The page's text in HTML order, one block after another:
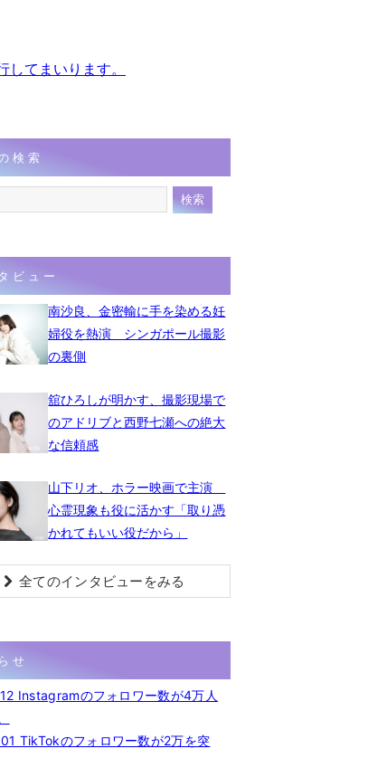
てまいります。
検索
ビュー
南沙良、金密輸に手を染める妊
婦役を熱演 シンガポール撮影
の裏側
舘ひろしが明かす、撮影現場で
のアドリブと西野七瀬への絶大
な信頼感
山下リオ、ホラー映画で主演
心霊現象も役に活かす「取り憑
かれてもいい役だから」
全てのインタビューをみる
せ
Instagramのフォロワー数が4万人
TikTokのフォロワー数が2万を突